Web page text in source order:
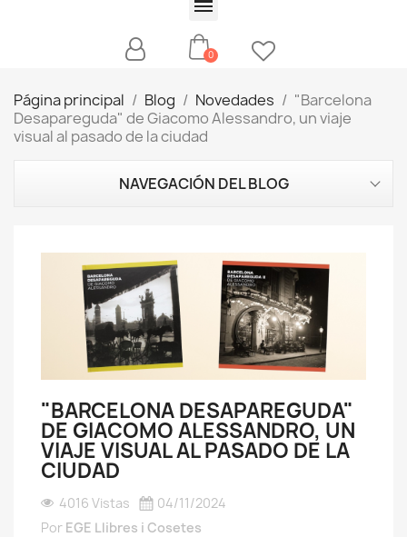
Página principal Blog Novedades
"Barcelona
Desapareguda" de Giacomo Alessandro, un viaje
visual al pasado de la ciudad
NAVEGACIÓN DEL BLOG
"BARCELONA DESAPAREGUDA"
DE GIACOMO ALESSANDRO, UN
VIAJE VISUAL AL PASADO DE LA
CIUDAD
4016 Vistas
04/11/2024
Por EGE Llibres i Cosetes